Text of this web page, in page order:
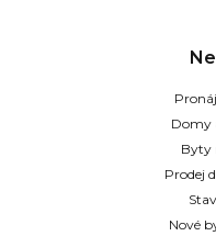
Domy
Byty
Prodej
Nové